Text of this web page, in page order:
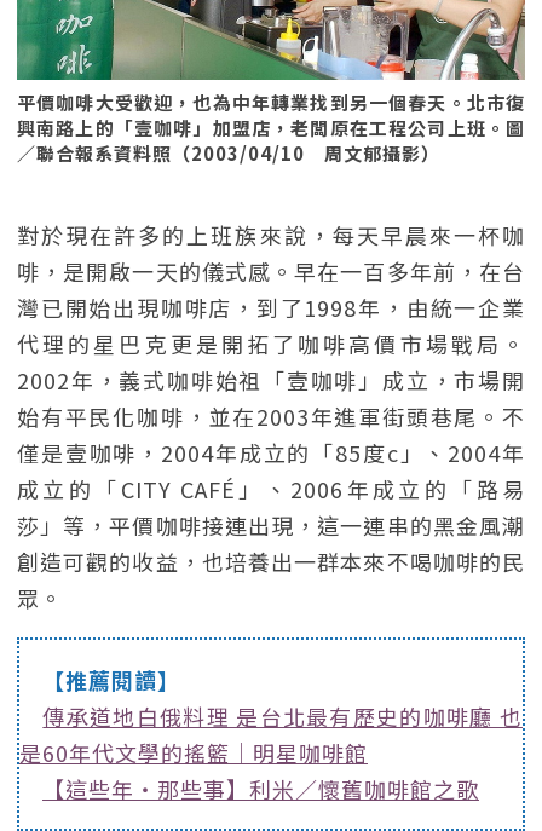
平價咖啡大受歡迎，也為中年轉業找到另一個春天。北市復
興南路上的「壹咖啡」加盟店，老闆原在工程公司上班。圖
／聯合報系資料照（2003/04/10 周文郁攝影）
對於現在許多的上班族來說，每天早晨來一杯咖
啡，是開啟一天的儀式感。早在一百多年前，在台
灣已開始出現咖啡店，到了1998年，由統一企業
代理的星巴克更是開拓了咖啡高價市場戰局。
2002年，義式咖啡始祖「壹咖啡」成立，市場開
始有平民化咖啡，並在2003年進軍街頭巷尾。不
僅是壹咖啡，2004年成立的「85度c」、2004年
成立的「CITY CAFÉ」、2006年成立的「路易
莎」等，平價咖啡接連出現，這一連串的黑金風潮
創造可觀的收益，也培養出一群本來不喝咖啡的民
眾。
【推薦閱讀】
傳承道地白俄料理 是台北最有歷史的咖啡廳 也
是60年代文學的搖籃｜明星咖啡館
【這些年‧那些事】利米／懷舊咖啡館之歌